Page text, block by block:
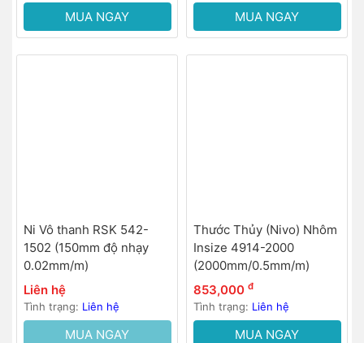
MUA NGAY MUA NGAY
Ni Vô thanh RSK 542-
1502 (150mm độ nhạy
0.02mm/m)
Liên hệ
Tình trạng: Liên hệ
MUA NGAY
Thước Thủy (Nivo) Nhôm
Insize 4914-2000
(2000mm/0.5mm/m)
853,000 đ
Tình trạng: Liên hệ
MUA NGAY